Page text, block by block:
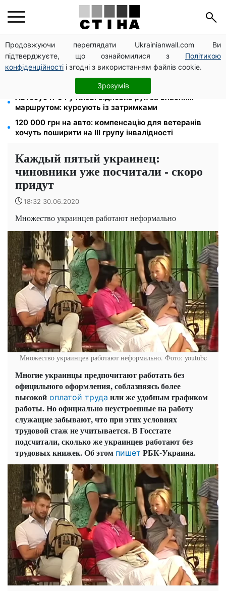
Продовжуючи переглядати Ukrainianwall.com Ви
підтверджуєте, що ознайомилися з Політикою
конфіденційності і згодні з використанням файлів cookie.
Зрозумів
Зарплата 30 000 грн — пенсія 11 500 грн: ПФУ
пояснив формулу розрахунку виплат у 2026 році
До 19 400 грн на дрова: ПФУ приймає заяви на
субсидію для власників пічного опалення
Автобус №54 у Києві відновив рух за власним
маршрутом: курсують із затримками
120 000 грн на авто: компенсацію для ветеранів
хочуть поширити на III групу інвалідності
Каждый пятый украинец:
чиновники уже посчитали - скоро
придут
18:32 30.06.2020
Множество украинцев работают неформально
Множество украинцев работают неформально. Фото: youtube
Многие украинцы предпочитают работать без
официльного оформления, соблазняясь более
высокой оплатой труда или же удобным графиком
работы. Но официально неустроенные на работу
служащие забывают, что при этих условиях
трудовой стаж не учитывается. В Госстате
подсчитали, сколько же украинцев работают без
трудовых книжек. Об этом пишет РБК-Украина.